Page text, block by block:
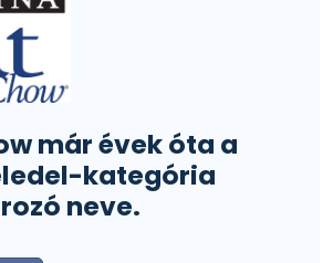
már évek óta a
kategória
neve.